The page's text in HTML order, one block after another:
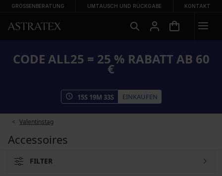
GRÖSSENBERATUNG UMTAUSCH UND RÜCKGABE KONTAKT
CODE ALL25 = 25 % RABATT AB 60
€
15S 19M 33S EINKAUFEN
Valentinstag
Accessoires
FILTER